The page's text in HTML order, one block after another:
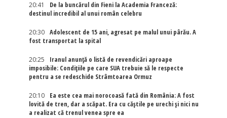
20:41
De la buncărul din Fieni la Academia Franceză:
destinul incredibil al unui român celebru
20:30
Adolescent de 15 ani, agresat pe malul unui pârău. A
fost transportat la spital
20:25
Iranul anunță o listă de revendicări aproape
imposibile: Condițiile pe care SUA trebuie să le respecte
pentru a se redeschide Strâmtoarea Ormuz
20:10
Ea este cea mai norocoasă fată din România: A fost
lovită de tren, dar a scăpat. Era cu căștile pe urechi și nici nu
a realizat că trenul venea spre ea